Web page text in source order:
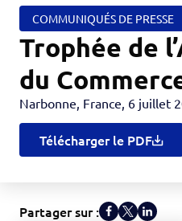
COMMUNIQUÉS DE PRESSE
Trophée de
du
Narbonne, France, 6 juillet
Télécharger le PDF
Partager sur :